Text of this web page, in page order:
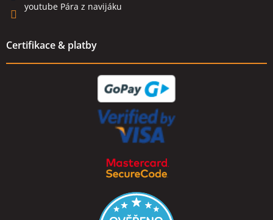
youtube Pára z navijáku
Certifikace & platby